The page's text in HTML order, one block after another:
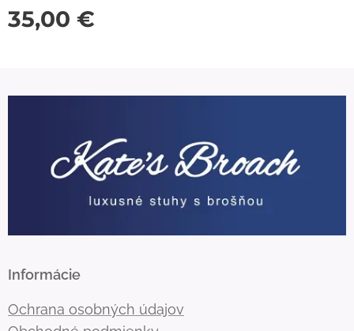
35,00 €
Informácie
Ochrana osobných údajov